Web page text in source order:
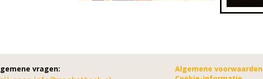
vragen:
Algemene voorwaarden